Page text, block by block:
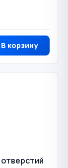
В корзину